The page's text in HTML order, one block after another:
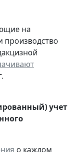
на
производство
учет
о каждом